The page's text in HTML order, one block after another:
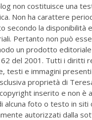
non costituisce una
Non ha carattere
secondo la disponibilità
Pertanto non può
un prodotto
62 del 2001. Tutti i diritti
testi e immagini
proprietà di
inserito e non è
alcuna foto o testo in siti
autorizzati dalla